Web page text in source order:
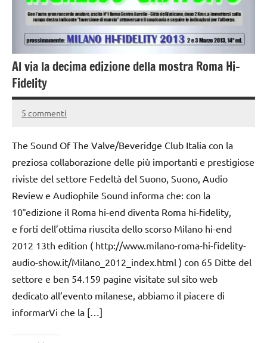
Al via la decima edizione della mostra Roma Hi-
Fidelity
15
2016
Andrea
5 commenti
The Sound Of The Valve/Beveridge Club Italia con la
preziosa collaborazione delle più importanti e prestigiose
riviste del settore Fedeltà del Suono, Suono, Audio
Review e Audiophile Sound informa che: con la
10°edizione il Roma hi-end diventa Roma hi-fidelity,
e forti dell’ottima riuscita dello scorso Milano hi-end
2012 13th edition ( http://www.milano-roma-hi-fidelity-
audio-show.it/Milano_2012_index.html ) con 65 Ditte del
settore e ben 54.159 pagine visitate sul sito web
dedicato all’evento milanese, abbiamo il piacere di
informarVi che la […]